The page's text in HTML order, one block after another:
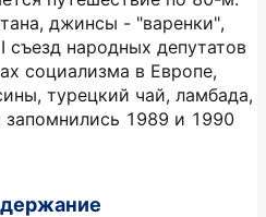
джинсы - "варенки",
народных депутатов
социализма в Европе,
турецкий чай, ламбада,
запомнились 1989 и 1990